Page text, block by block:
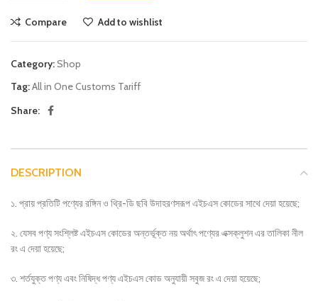
Compare Add to wishlist
Category:Shop
Tag:All in One Customs Tariff
Share:
DESCRIPTION
১. প্রায় প্রতিটি পণ্যের রঙ্গিন ও থ্রি-ডি ছবি উদাহরণসরূপ এইচএস কোডের সাথে দেয়া হয়েছে;
২. যেসব পণ্য সংশ্লিষ্ট এইচএস কোডের অন্তর্ভূক্ত নয় অর্থাৎ পণ্যের এক্সক্লুশন এর তালিকা নীল
রং এ দেয়া হয়েছে;
৩. শর্তযুক্ত পণ্য এবং নিষিদ্ধ পণ্য এইচএস কোড অনুযায়ী সবুজ রং এ দেয়া হয়েছে;